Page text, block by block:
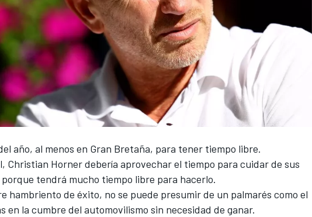
año, al menos en Gran Bretaña, para tener tiempo libre.
Christian Hornerdebería aprovechar el tiempo para cuidar de sus
tendrá mucho tiempo libre para hacerlo.
hambriento de éxito, no se puede presumir de un palmarés como el
en la cumbre del automovilismo sin necesidad de ganar.